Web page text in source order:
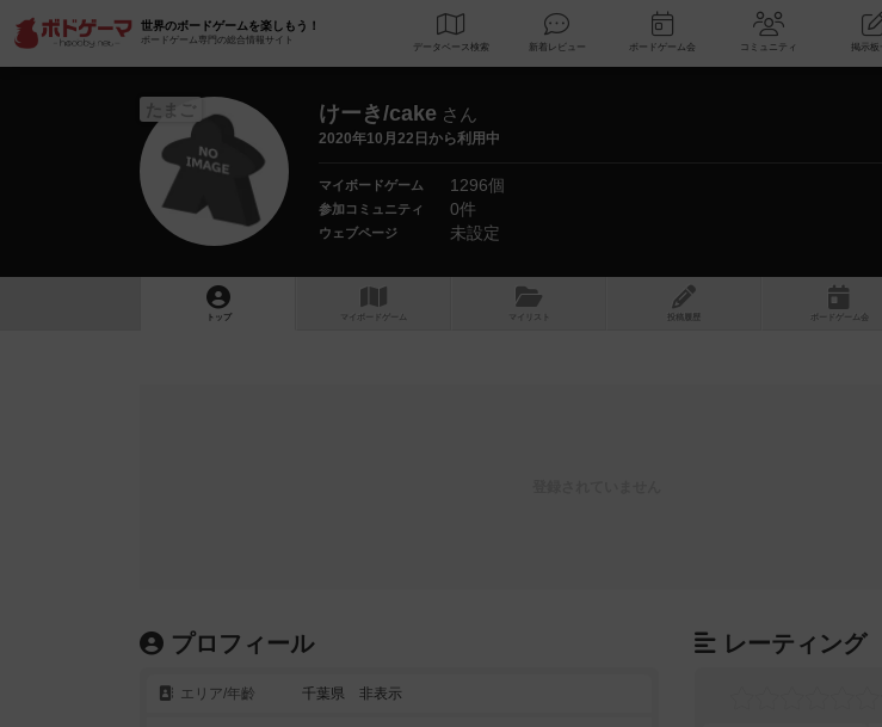
世界のボードゲームを楽しもう！
ボードゲーム専門の総合情報サイト
データベース 検索 新着レビュー ボードゲーム会 コミュニティ
たまご けーき/cake さん
2020年10月22日から利用中
マイボードゲーム 1296個
参加コミュニティ 0件
ウェブページ 未設定
トップ マイボードゲーム マイリスト 投稿履歴 ボ ドゲ ーム
プロフィール
エリア/年齡 千葉県 非表示
レーティング